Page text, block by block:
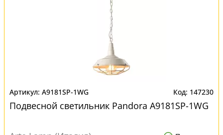
A9181SP-1WG 147230
Подвесной светильник Pandora A9181SP-1WG